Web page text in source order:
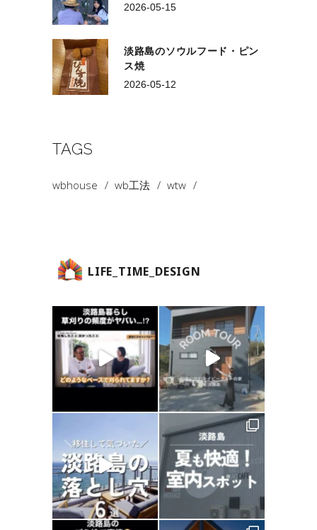
2026-05-15
淡路島のソウルフード・ピン
ス焼
2026-05-12
TAGS
wbhouse wb工法 wtw
LIFE_TIME_DESIGN